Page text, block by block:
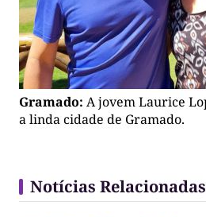
Gramado: A jovem Laurice
a linda cidade de Gramado.
Notícias Relacionadas